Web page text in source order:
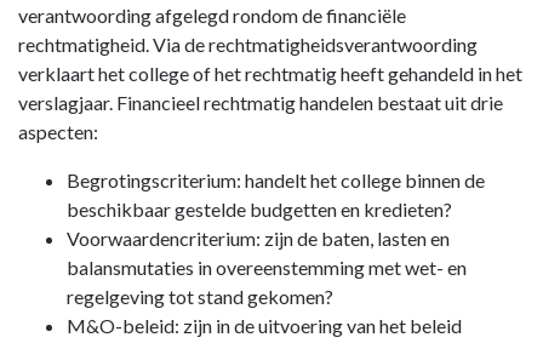
navigatie
Paragraaf
Bedrijfsvoering
Rechtmatigheidsverantwoording
verantwoording afgelegd rondom de financiële
rechtmatigheid. Via de rechtmatigheidsverantwoording
verklaart het college of het rechtmatig heeft gehandeld in het
verslagjaar. Financieel rechtmatig handelen bestaat uit drie
aspecten:
Begrotingscriterium: handelt het college binnen de
beschikbaar gestelde budgetten en kredieten?
Voorwaardencriterium: zijn de baten, lasten en
balansmutaties in overeenstemming met wet- en
regelgeving tot stand gekomen?
M&O-beleid: zijn in de uitvoering van het beleid